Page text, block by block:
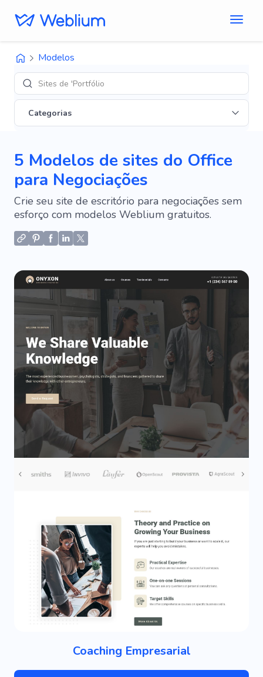
Modelos
Sites de 'Portfólio'
Categorias
5 Modelos de sites do Office
para Negociações
Crie seu site de escritório para negociações sem
esforço com modelos Weblium gratuitos.
Coaching Empresarial